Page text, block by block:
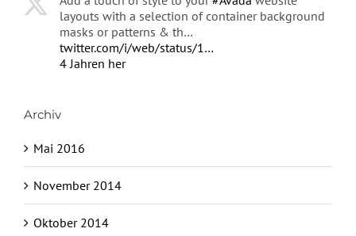
layouts with a selection of container background
masks or patterns & th…
twitter.com/i/web/status/1…
4 Jahren her
Archiv
Mai 2016
November 2014
Oktober 2014